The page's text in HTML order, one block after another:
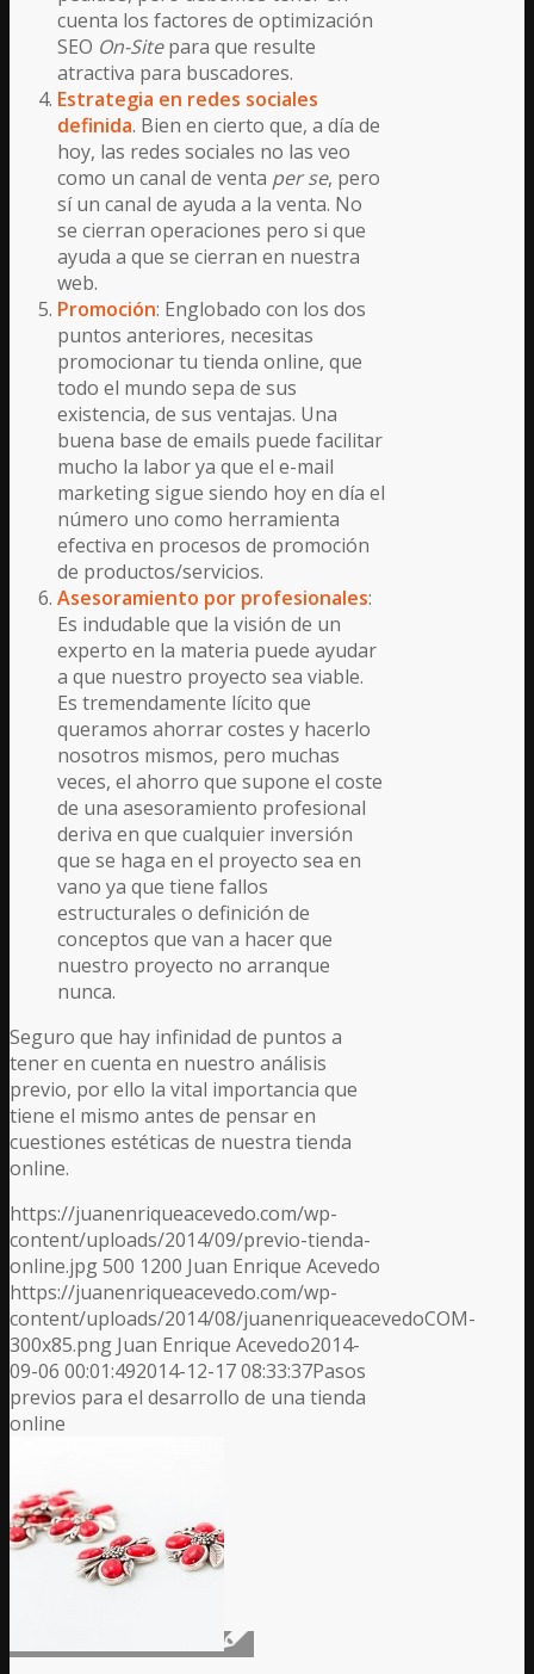
cuenta los factores de optimización
SEO On-Sitepara que resulte
atractiva para buscadores.
Estrategia en redes sociales
definida. Bien en cierto que, a día de
hoy, las redes sociales no las veo
como un canal de venta per se, pero
sí un canal de ayuda a la venta. No
se cierran operaciones pero si que
ayuda a que se cierran en nuestra
web.
Promoción: Englobado con los dos
puntos anteriores, necesitas
promocionar tu tienda online, que
todo el mundo sepa de sus
existencia, de sus ventajas. Una
buena base de emails puede facilitar
mucho la labor ya que el e-mail
marketing sigue siendo hoy en día el
número uno como herramienta
efectiva en procesos de promoción
de productos/servicios.
Asesoramiento por profesionales:
Es indudable que la visión de un
experto en la materia puede ayudar
a que nuestro proyecto sea viable.
Es tremendamente lícito que
queramos ahorrar costes y hacerlo
nosotros mismos, pero muchas
veces, el ahorro que supone el coste
de una asesoramiento profesional
deriva en que cualquier inversión
que se haga en el proyecto sea en
vano ya que tiene fallos
estructurales o definición de
conceptos que van a hacer que
nuestro proyecto no arranque
nunca.
Seguro que hay infinidad de puntos a
tener en cuenta en nuestro análisis
previo, por ello la vital importancia que
tiene el mismo antes de pensar en
cuestiones estéticas de nuestra tienda
online.
https://juanenriqueacevedo.com/wp-
content/uploads/2014/09/previo-tienda-
online.jpg500 1200 Juan Enrique Acevedo
https://juanenriqueacevedo.com/wp-
content/uploads/2014/08/juanenriqueacevedoCOM-
300x85.png Juan Enrique Acevedo2014-
09-06 00:01:492014-12-17 08:33:37Pasos
previos para el desarrollo de una tienda
online